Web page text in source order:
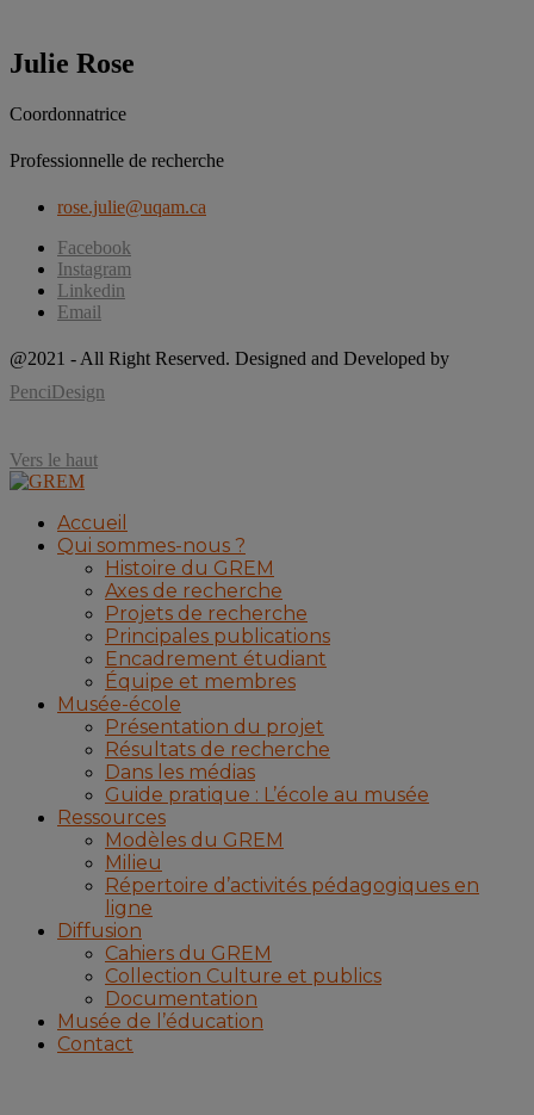
Julie Rose
Coordonnatrice
Professionnelle de recherche
rose.julie@uqam.ca
Facebook
Instagram
Linkedin
Email
@2021 - All Right Reserved. Designed and Developed by
PenciDesign
Vers le haut
Accueil
Qui sommes-nous ?
Histoire du GREM
Axes de recherche
Projets de recherche
Principales publications
Encadrement étudiant
Équipe et membres
Musée-école
Présentation du projet
Résultats de recherche
Dans les médias
Guide pratique : L’école au musée
Ressources
Modèles du GREM
Milieu
Répertoire d’activités pédagogiques en
ligne
Diffusion
Cahiers du GREM
Collection Culture et publics
Documentation
Musée de l’éducation
Contact